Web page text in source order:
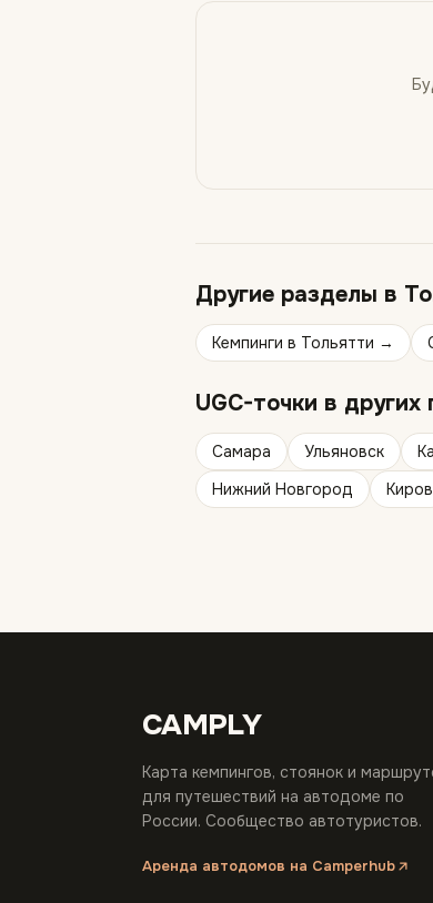
Другие разделы в
Кемпинги в Тольятти →
UGC-точки в других
Самара Ульяновск
Нижний Новгород
Киров
CAMPLY
Карта кемпингов, стоянок и
для путешествий на автодоме по
России. Сообщество автотуристов.
Аренда автодомов на Camperhub